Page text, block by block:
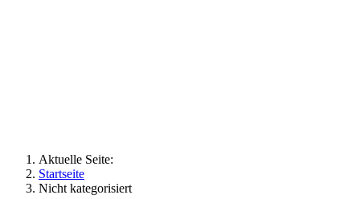
Aktuelle Seite:
Startseite
Nicht kategorisiert